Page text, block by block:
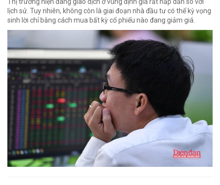
lịch sử. Tuy nhiên, không còn là giai đoạn nhà đầu tư có thể kỳ vọng
sinh lời chỉ bằng cách mua bất kỳ cổ phiếu nào đang giảm giá.